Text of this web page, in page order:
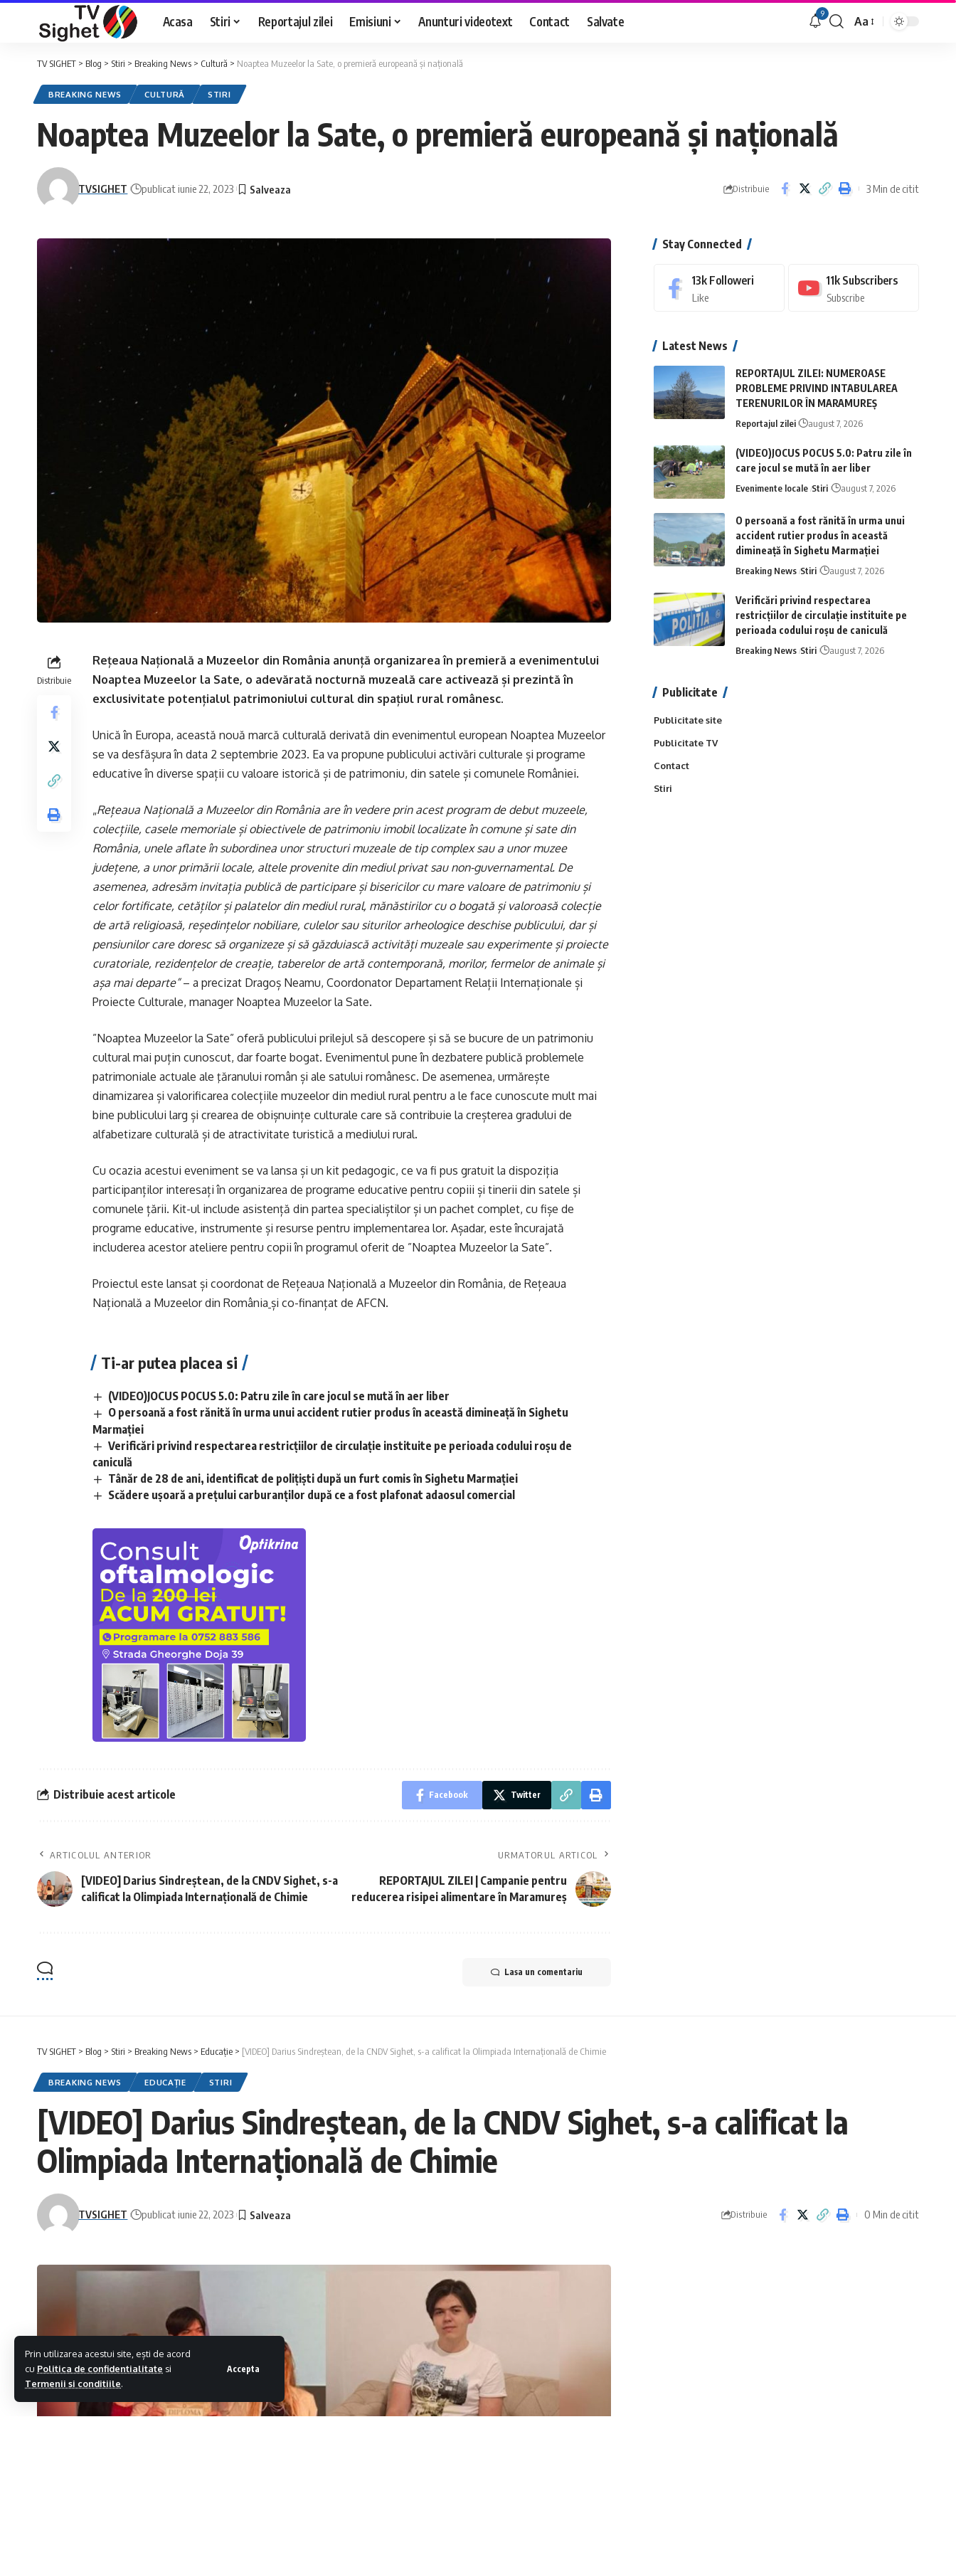
Prin utilizarea acestui site, ești de acord
cu Politica de confidentialitate si
Termenii si conditiile.
Accepta
Acasa Stiri Reportajul zilei Emisiuni Anunturi videotext Contact Salvate 9
Font
Aa
TV SIGHET > Blog > Stiri > Breaking News > Cultură > Noaptea Muzeelor la Sate, o premieră europeană și națională
BREAKING NEWS CULTURĂ STIRI
Noaptea Muzeelor la Sate, o premieră europeană și națională
TVSIGHET publicat iunie 22, 2023 Distribuie 3 Min de citit
Distribuie
Rețeaua Națională a Muzeelor din România anunță organizarea în premieră a evenimentului
Noaptea Muzeelor la Sate, o adevărată nocturnă muzeală care activează și prezintă în
exclusivitate potențialul patrimoniului cultural din spațiul rural românesc.
Unică în Europa, această nouă marcă culturală derivată din evenimentul european Noaptea Muzeelor
se va desfășura în data 2 septembrie 2023. Ea va propune publicului activări culturale și programe
educative în diverse spații cu valoare istorică și de patrimoniu, din satele și comunele României.
„Rețeaua Națională a Muzeelor din România are în vedere prin acest program de debut muzeele,
colecțiile, casele memoriale și obiectivele de patrimoniu imobil localizate în comune și sate din
România, unele aflate în subordinea unor structuri muzeale de tip complex sau a unor muzee
județene, a unor primării locale, altele provenite din mediul privat sau non-guvernamental. De
asemenea, adresăm invitația publică de participare și bisericilor cu mare valoare de patrimoniu și
celor fortificate, cetăților și palatelor din mediul rural, mănăstirilor cu o bogată și valoroasă colecție
de artă religioasă, reședințelor nobiliare, culelor sau siturilor arheologice deschise publicului, dar și
pensiunilor care doresc să organizeze și să găzduiască activități muzeale sau experimente și proiecte
curatoriale, rezidențelor de creație, taberelor de artă contemporană, morilor, fermelor de animale și
așa mai departe”– a precizat Dragoș Neamu, Coordonator Departament Relații Internaționale și
Proiecte Culturale, manager Noaptea Muzeelor la Sate.
”Noaptea Muzeelor la Sate” oferă publicului prilejul să descopere și să se bucure de un patrimoniu
cultural mai puțin cunoscut, dar foarte bogat. Evenimentul pune în dezbatere publică problemele
patrimoniale actuale ale ţăranului român și ale satului românesc. De asemenea, urmărește
dinamizarea și valorificarea colecțiile muzeelor din mediul rural pentru a le face cunoscute mult mai
bine publicului larg și crearea de obișnuințe culturale care să contribuie la creșterea gradului de
alfabetizare culturală și de atractivitate turistică a mediului rural.
Cu ocazia acestui eveniment se va lansa și un kit pedagogic, ce va fi pus gratuit la dispoziția
participanților interesați în organizarea de programe educative pentru copiii și tinerii din satele și
comunele țării. Kit-ul include asistență din partea specialiștilor și un pachet complet, cu fișe de
programe educative, instrumente și resurse pentru implementarea lor. Așadar, este încurajată
includerea acestor ateliere pentru copii în programul oferit de ”Noaptea Muzeelor la Sate”.
Proiectul este lansat și coordonat de Rețeaua Națională a Muzeelor din România, de Rețeaua
Națională a Muzeelor din România și co-finanțat de AFCN.
Ti-ar putea placea si
(VIDEO)JOCUS POCUS 5.0: Patru zile în care jocul se mută în aer liber
O persoană a fost rănită în urma unui accident rutier produs în această dimineață în Sighetu
Marmației
Verificări privind respectarea restricțiilor de circulație instituite pe perioada codului roșu de
caniculă
Tânăr de 28 de ani, identificat de polițiști după un furt comis în Sighetu Marmației
Scădere ușoară a prețului carburanților după ce a fost plafonat adaosul comercial
Distribuie acest articole Facebook Twitter
ARTICOLUL ANTERIOR
[VIDEO] Darius Sindreștean, de la CNDV Sighet, s-a
calificat la Olimpiada Internațională de Chimie
URMATORUL ARTICOL
REPORTAJUL ZILEI | Campanie pentru
reducerea risipei alimentare în Maramureș
Lasa un comentariu
Stay Connected
13k Followeri
Like
11k Subscribers
Subscribe
Latest News
REPORTAJUL ZILEI: NUMEROASE
PROBLEME PRIVIND INTABULAREA
TERENURILOR ÎN MARAMUREȘ
Reportajul zilei august 7, 2026
(VIDEO)JOCUS POCUS 5.0: Patru zile în
care jocul se mută în aer liber
Evenimente locale Stiri august 7, 2026
O persoană a fost rănită în urma unui
accident rutier produs în această
dimineață în Sighetu Marmației
Breaking News Stiri august 7, 2026
Verificări privind respectarea
restricțiilor de circulație instituite pe
perioada codului roșu de caniculă
Breaking News Stiri august 7, 2026
Publicitate
Publicitate site
Publicitate TV
Contact
Stiri
TV SIGHET > Blog > Stiri > Breaking News > Educație > [VIDEO] Darius Sindreștean, de la CNDV Sighet, s-a calificat la Olimpiada Internațională de Chimie
BREAKING NEWS EDUCAȚIE STIRI
[VIDEO] Darius Sindreștean, de la CNDV Sighet, s-a calificat la
Olimpiada Internațională de Chimie
TVSIGHET publicat iunie 22, 2023 Distribuie 0 Min de citit